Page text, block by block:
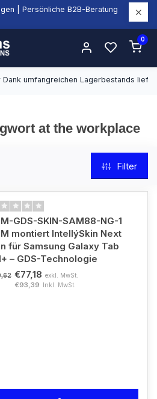
| Persönliche B2B-Beratung
0
Dank umfangreichen Lagerbestands
at the workplace
Filter
GDS-SKIN-SAM88-NG-1
montiert IntellýSkin Next
für Samsung Galaxy Tab
– GDS-Technologie
€77,18 exkl. MwSt.
€93,39 Inkl. MwSt.